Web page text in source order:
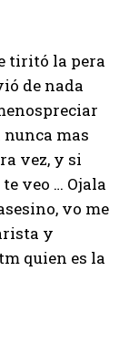
tiritó la pera
de nada
mas
vez, y si
veo … Ojala
vo me
y
quien es la